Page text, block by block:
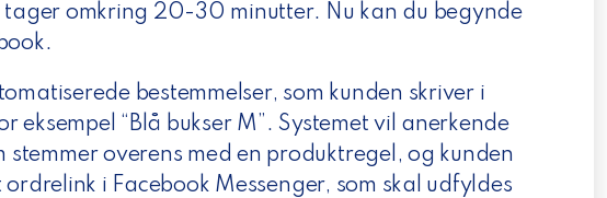
tager omkring 20-30 minutter. Nu kan du begynde
bestemmelser, som kunden skriver i
eksempel “Blå bukser M”. Systemet vil anerkende
stemmer overens med en produktregel, og kunden
i Facebook Messenger, som skal udfyldes